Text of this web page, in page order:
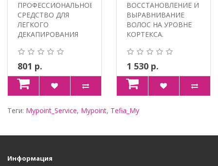
волос MYPOINT
Bleach, Tefia MY
ПРОФЕССИОНАЛЬНОЕ
СРЕДСТВО ДЛЯ
ЛЕГКОГО
ДЕКАПИРОВАНИЯ
Витамин С и..
801 р.
ВОССТАНОВЛЕНИЕ И
ВЫРАВНИВАНИЕ
ВОЛОС НА УРОВНЕ
КОРТЕКСА.
СИЛАНИЗИ..
1 530 р.
Теги: Mypoint_Service, Mypoint, Tefia_My
Информация